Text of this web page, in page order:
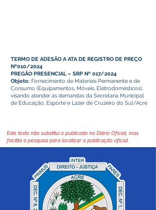
TERMO DE ADESÃO A ATA DE REGISTRO DE PREÇO
Nº010/2024
PREGÃO PRESENCIAL – SRP Nº 017/2024
Objeto: Fornecimento de Materiais Permanente e de
Consumo (Equipamentos, Móveis, Eletrodomésticos),
visando atender as demandas da Secretaria Municipal
de Educação, Esporte e Lazer de Cruzeiro do Sul/Acre
Este texto não substitui o publicado no Diário Oficial, mas
facilita a pesquisa para localizar a publicação oficial.